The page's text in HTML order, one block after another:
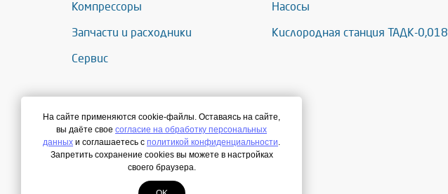
Компрессоры Насосы
Запчасти и расходники Кислородная станция ТАДК-0,018
Сервис
На сайте применяются cookie-файлы. Оставаясь на сайте,
вы даёте свое согласие на обработку персональных
данных и соглашаетесь с политикой конфиденциальности.
Запретить сохранение cookies вы можете в настройках
своего браузера.